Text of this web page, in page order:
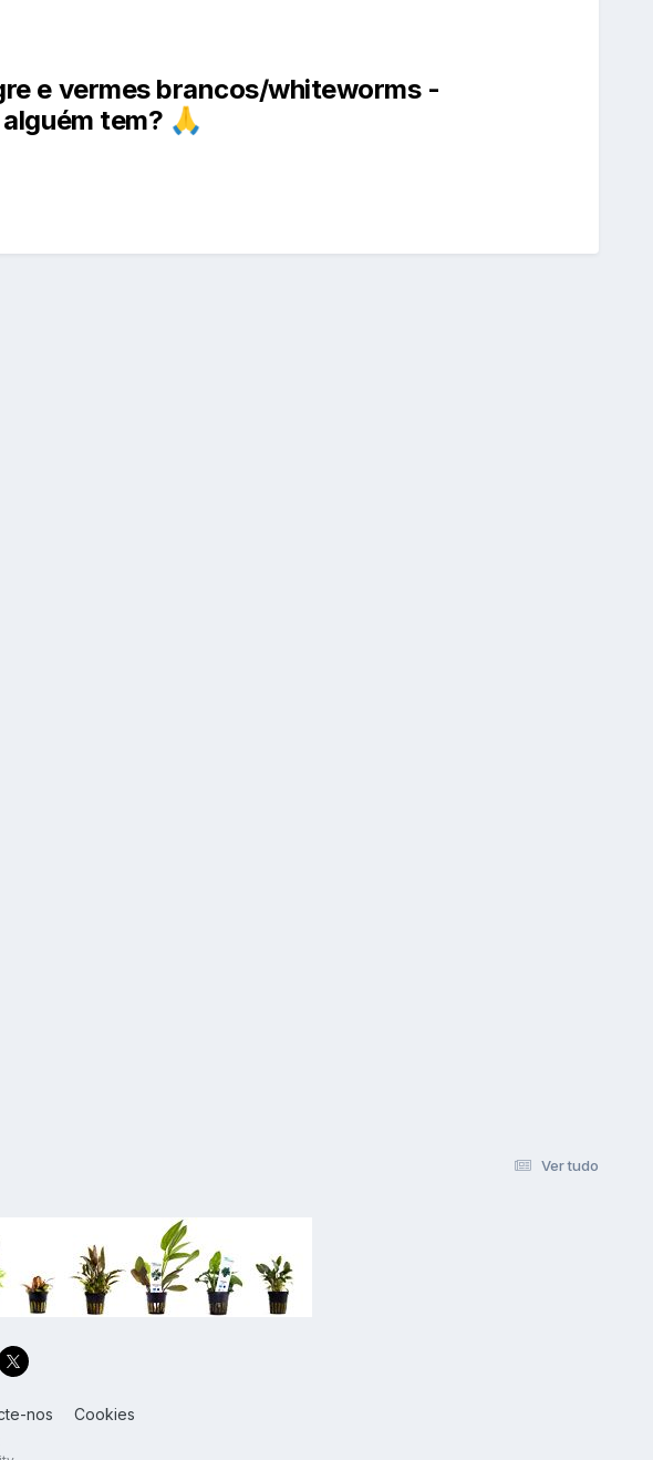
e vermes brancos/whiteworms -
tem? 🙏
Ver tudo
nos Cookies